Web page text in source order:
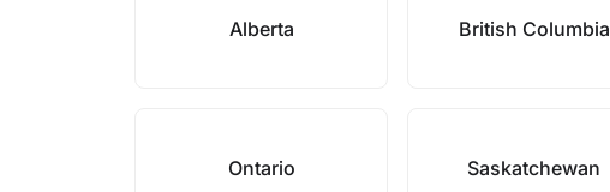
Alberta British Columbia
Ontario Saskatchewan